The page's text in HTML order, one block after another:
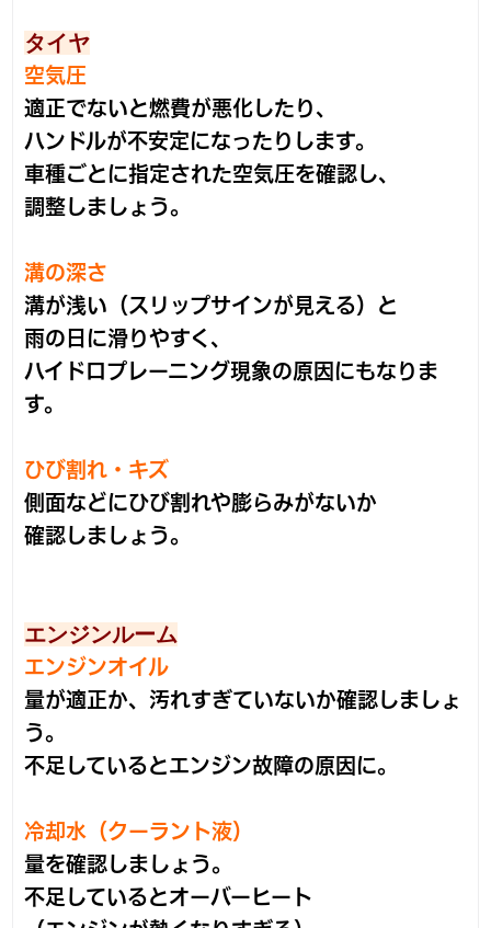
タイヤ
空気圧
適正でないと燃費が悪化したり、
ハンドルが不安定になったりします。
車種ごとに指定された空気圧を確認し、
調整しましょう。
溝の深さ
溝が浅い（スリップサインが見える）と
雨の日に滑りやすく、
ハイドロプレーニング現象の原因にもなりま
す。
ひび割れ・キズ
側面などにひび割れや膨らみがないか
確認しましょう。
エンジンルーム
エンジンオイル
量が適正か、汚れすぎていないか確認しましょ
う。
不足しているとエンジン故障の原因に。
冷却水（クーラント液）
量を確認しましょう。
不足しているとオーバーヒート